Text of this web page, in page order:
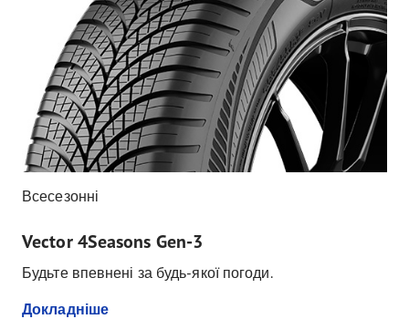
Всесезонні
Vector 4Seasons Gen-3
Будьте впевнені за будь-якої погоди.
Докладніше